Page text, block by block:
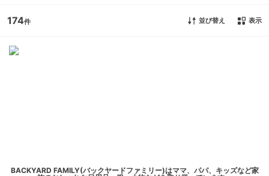
174 並び替え 表示
BACKYARD FAMILY(バックヤードファミリー)はママ、パパ、キッズなど家